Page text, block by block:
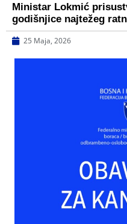
Ministar Lokmić
godišnjice najtežeg
25 Maja, 2026